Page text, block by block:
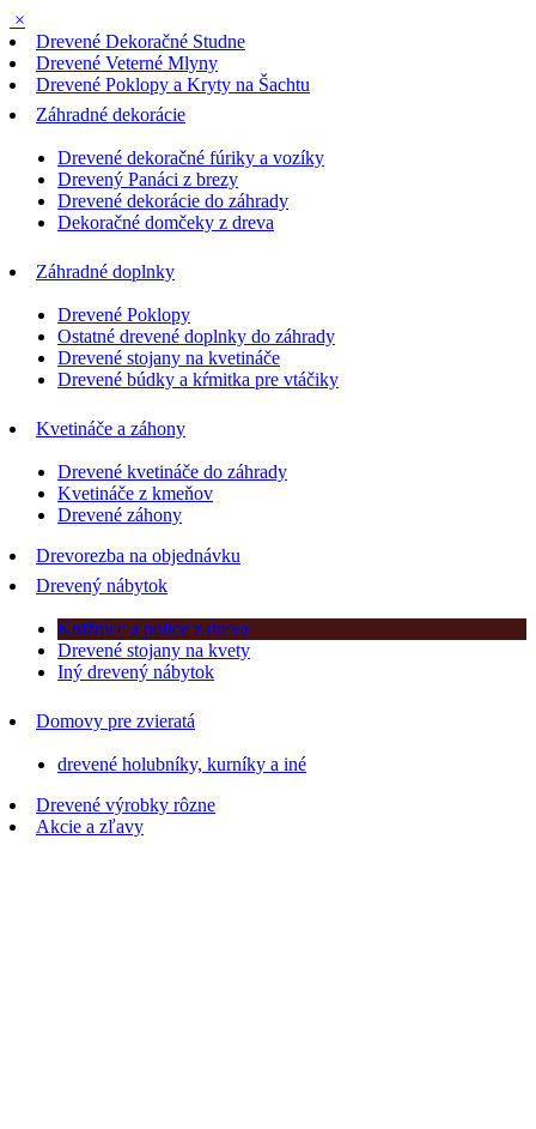
×
Drevené Dekoračné Studne
Drevené Veterné Mlyny
Drevené Poklopy a Kryty na Šachtu
Záhradné dekorácie
Drevené dekoračné fúriky a vozíky
Drevený Panáci z brezy
Drevené dekorácie do záhrady
Dekoračné domčeky z dreva
Záhradné doplnky
Drevené Poklopy
Ostatné drevené doplnky do záhrady
Drevené stojany na kvetináče
Drevené búdky a kŕmitka pre vtáčiky
Kvetináče a záhony
Drevené kvetináče do záhrady
Kvetináče z kmeňov
Drevené záhony
Drevorezba na objednávku
Drevený nábytok
Knižnice a police z dreva
Drevené stojany na kvety
Iný drevený nábytok
Domovy pre zvieratá
drevené holubníky, kurníky a iné
Drevené výrobky rôzne
Akcie a zľavy